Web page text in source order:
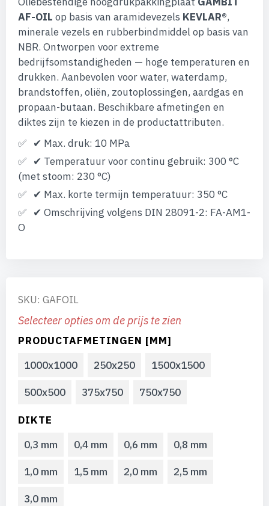
afbeeldingen-
gallerij
AF-OIL op basis van aramidevezels KEVLAR®,
minerale vezels en rubberbindmiddel op basis van
NBR. Ontworpen voor extreme
bedrijfsomstandigheden — hoge temperaturen en
drukken. Aanbevolen voor water, waterdamp,
brandstoffen, oliën, zoutoplossingen, aardgas en
propaan-butaan. Beschikbare afmetingen en
diktes zijn te kiezen in de productattributen.
✔ Max. druk: 10 MPa
✔ Temperatuur voor continu gebruik: 300 °C
(met stoom: 230 °C)
✔ Max. korte termijn temperatuur: 350 °C
✔ Omschrijving volgens DIN 28091-2: FA-AM1-
O
SKU: GAFOIL
Selecteer opties om de prijs te zien
PRODUCTAFMETINGEN [MM]
1000x1000
250x250 1500x1500
500x500 375x750 750x750
DIKTE
0,3 mm
0,4 mm 0,6 mm 0,8 mm
1,0 mm 1,5 mm 2,0 mm 2,5 mm
3,0 mm